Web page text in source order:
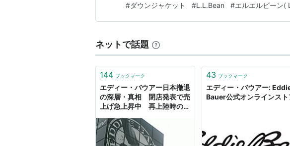
ほとんど。メーカーはL.L.Bean製がほぼ100%だ。
という気もサラサラなく、サイズも同じメーカー…
#ダウンジャケット #L.L.Bean #エルエルビーン(
ネットで話題
144 ブックマーク
エディー・バウアー日本撤退
の深層・真相 閉店発表で売
上げ急上昇中 再上陸時の成
エキスパート - Yahoo!ニュ
ース
43 ブックマーク
エディー・バウアー:
Bauer公式オンラインスト